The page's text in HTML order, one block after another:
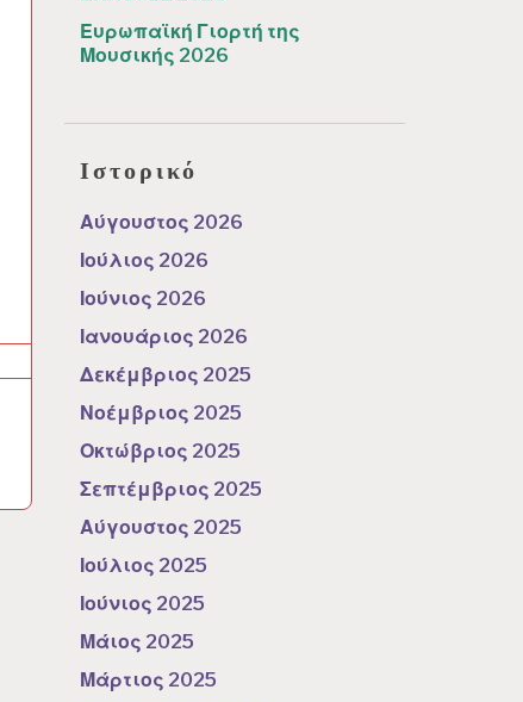
Ευρωπαϊκή Γιορτή της
Μουσικής 2026
Ιστορικό
Αύγουστος 2026
Ιούλιος 2026
Ιούνιος 2026
Ιανουάριος 2026
Δεκέμβριος 2025
Νοέμβριος 2025
Οκτώβριος 2025
Σεπτέμβριος 2025
Αύγουστος 2025
Ιούλιος 2025
Ιούνιος 2025
Μάιος 2025
Μάρτιος 2025